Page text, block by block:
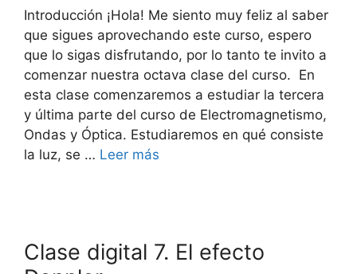
Introducción ¡Hola! Me siento muy feliz al saber
que sigues aprovechando este curso, espero
que lo sigas disfrutando, por lo tanto te invito a
comenzar nuestra octava clase del curso. En
esta clase comenzaremos a estudiar la tercera
y última parte del curso de Electromagnetismo,
Ondas y Óptica. Estudiaremos en qué consiste
la luz, se … Leer más
Clase digital 7. El efecto